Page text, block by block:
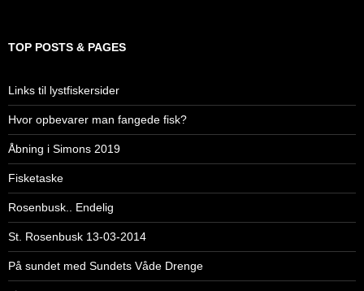
TOP POSTS & PAGES
Links til lystfiskersider
Hvor opbevarer man fangede fisk?
Åbning i Simons 2019
Fisketaske
Rosenbusk.. Endelig
St. Rosenbusk 13-03-2014
På sundet med Sundets Våde Drenge